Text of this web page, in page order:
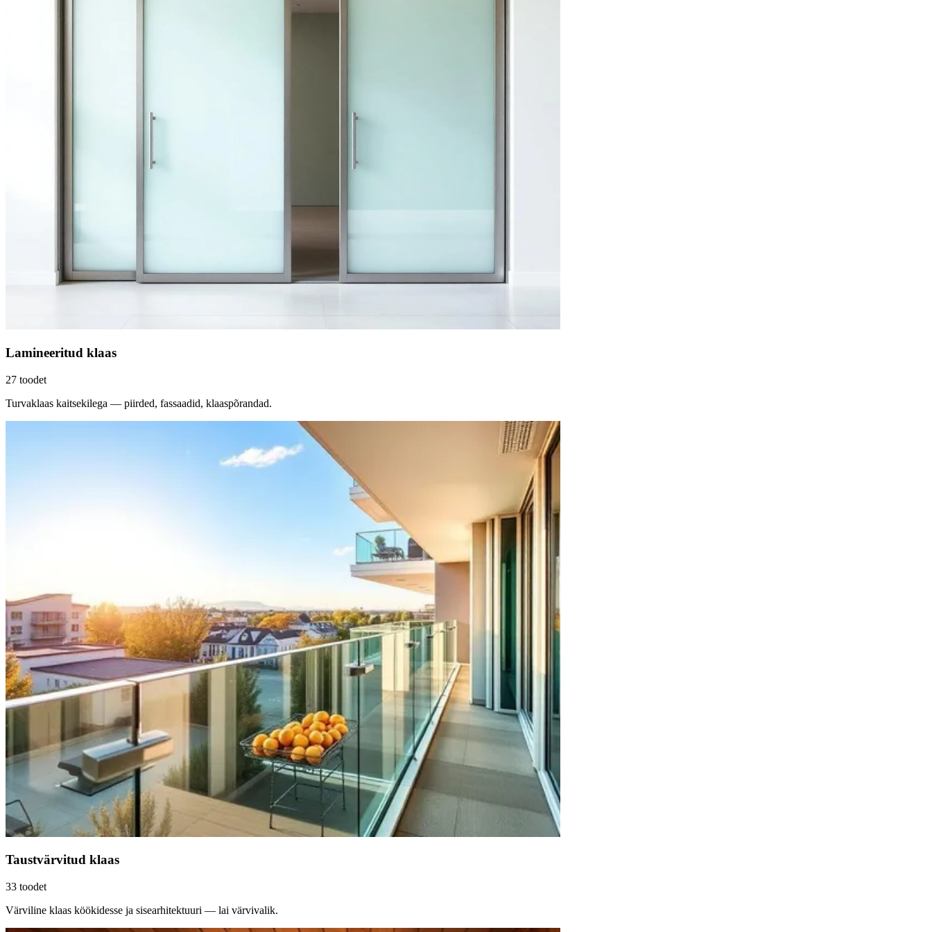
Lamineeritud klaas
27 toodet
Turvaklaas kaitsekilega — piirded, fassaadid, klaaspõrandad.
Taustvärvitud klaas
33 toodet
Värviline klaas köökidesse ja sisearhitektuuri — lai värvivalik.